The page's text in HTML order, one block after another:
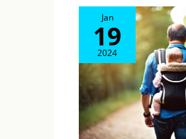
Jan
19
2024